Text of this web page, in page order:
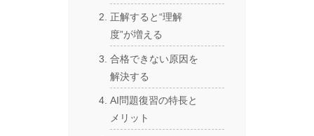
正解すると“理解
度”が増える
合格できない原因を
解決する
AI問題復習の特長と
メリット